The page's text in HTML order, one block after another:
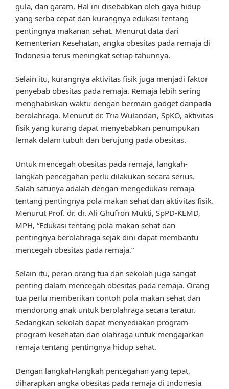
gula, dan garam. Hal ini disebabkan oleh gaya hidup
yang serba cepat dan kurangnya edukasi tentang
pentingnya makanan sehat. Menurut data dari
Kementerian Kesehatan, angka obesitas pada remaja di
Indonesia terus meningkat setiap tahunnya.
Selain itu, kurangnya aktivitas fisik juga menjadi faktor
penyebab obesitas pada remaja. Remaja lebih sering
menghabiskan waktu dengan bermain gadget daripada
berolahraga. Menurut dr. Tria Wulandari, SpKO, aktivitas
fisik yang kurang dapat menyebabkan penumpukan
lemak dalam tubuh dan berujung pada obesitas.
Untuk mencegah obesitas pada remaja, langkah-
langkah pencegahan perlu dilakukan secara serius.
Salah satunya adalah dengan mengedukasi remaja
tentang pentingnya pola makan sehat dan aktivitas fisik.
Menurut Prof. dr. dr. Ali Ghufron Mukti, SpPD-KEMD,
MPH, “Edukasi tentang pola makan sehat dan
pentingnya berolahraga sejak dini dapat membantu
mencegah obesitas pada remaja.”
Selain itu, peran orang tua dan sekolah juga sangat
penting dalam mencegah obesitas pada remaja. Orang
tua perlu memberikan contoh pola makan sehat dan
mendorong anak untuk berolahraga secara teratur.
Sedangkan sekolah dapat menyediakan program-
program kesehatan dan olahraga untuk mengajarkan
remaja tentang pentingnya hidup sehat.
Dengan langkah-langkah pencegahan yang tepat,
diharapkan angka obesitas pada remaja di Indonesia